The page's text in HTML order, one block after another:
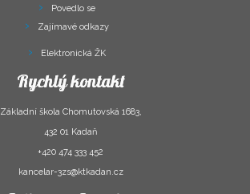
Povedlo se
Zajímavé odkazy
Elektronická ŽK
Rychlý kontakt
Základní škola Chomutovská 1683,
432 01 Kadaň
+420 474 333 452
kancelar-3zs@ktkadan.cz